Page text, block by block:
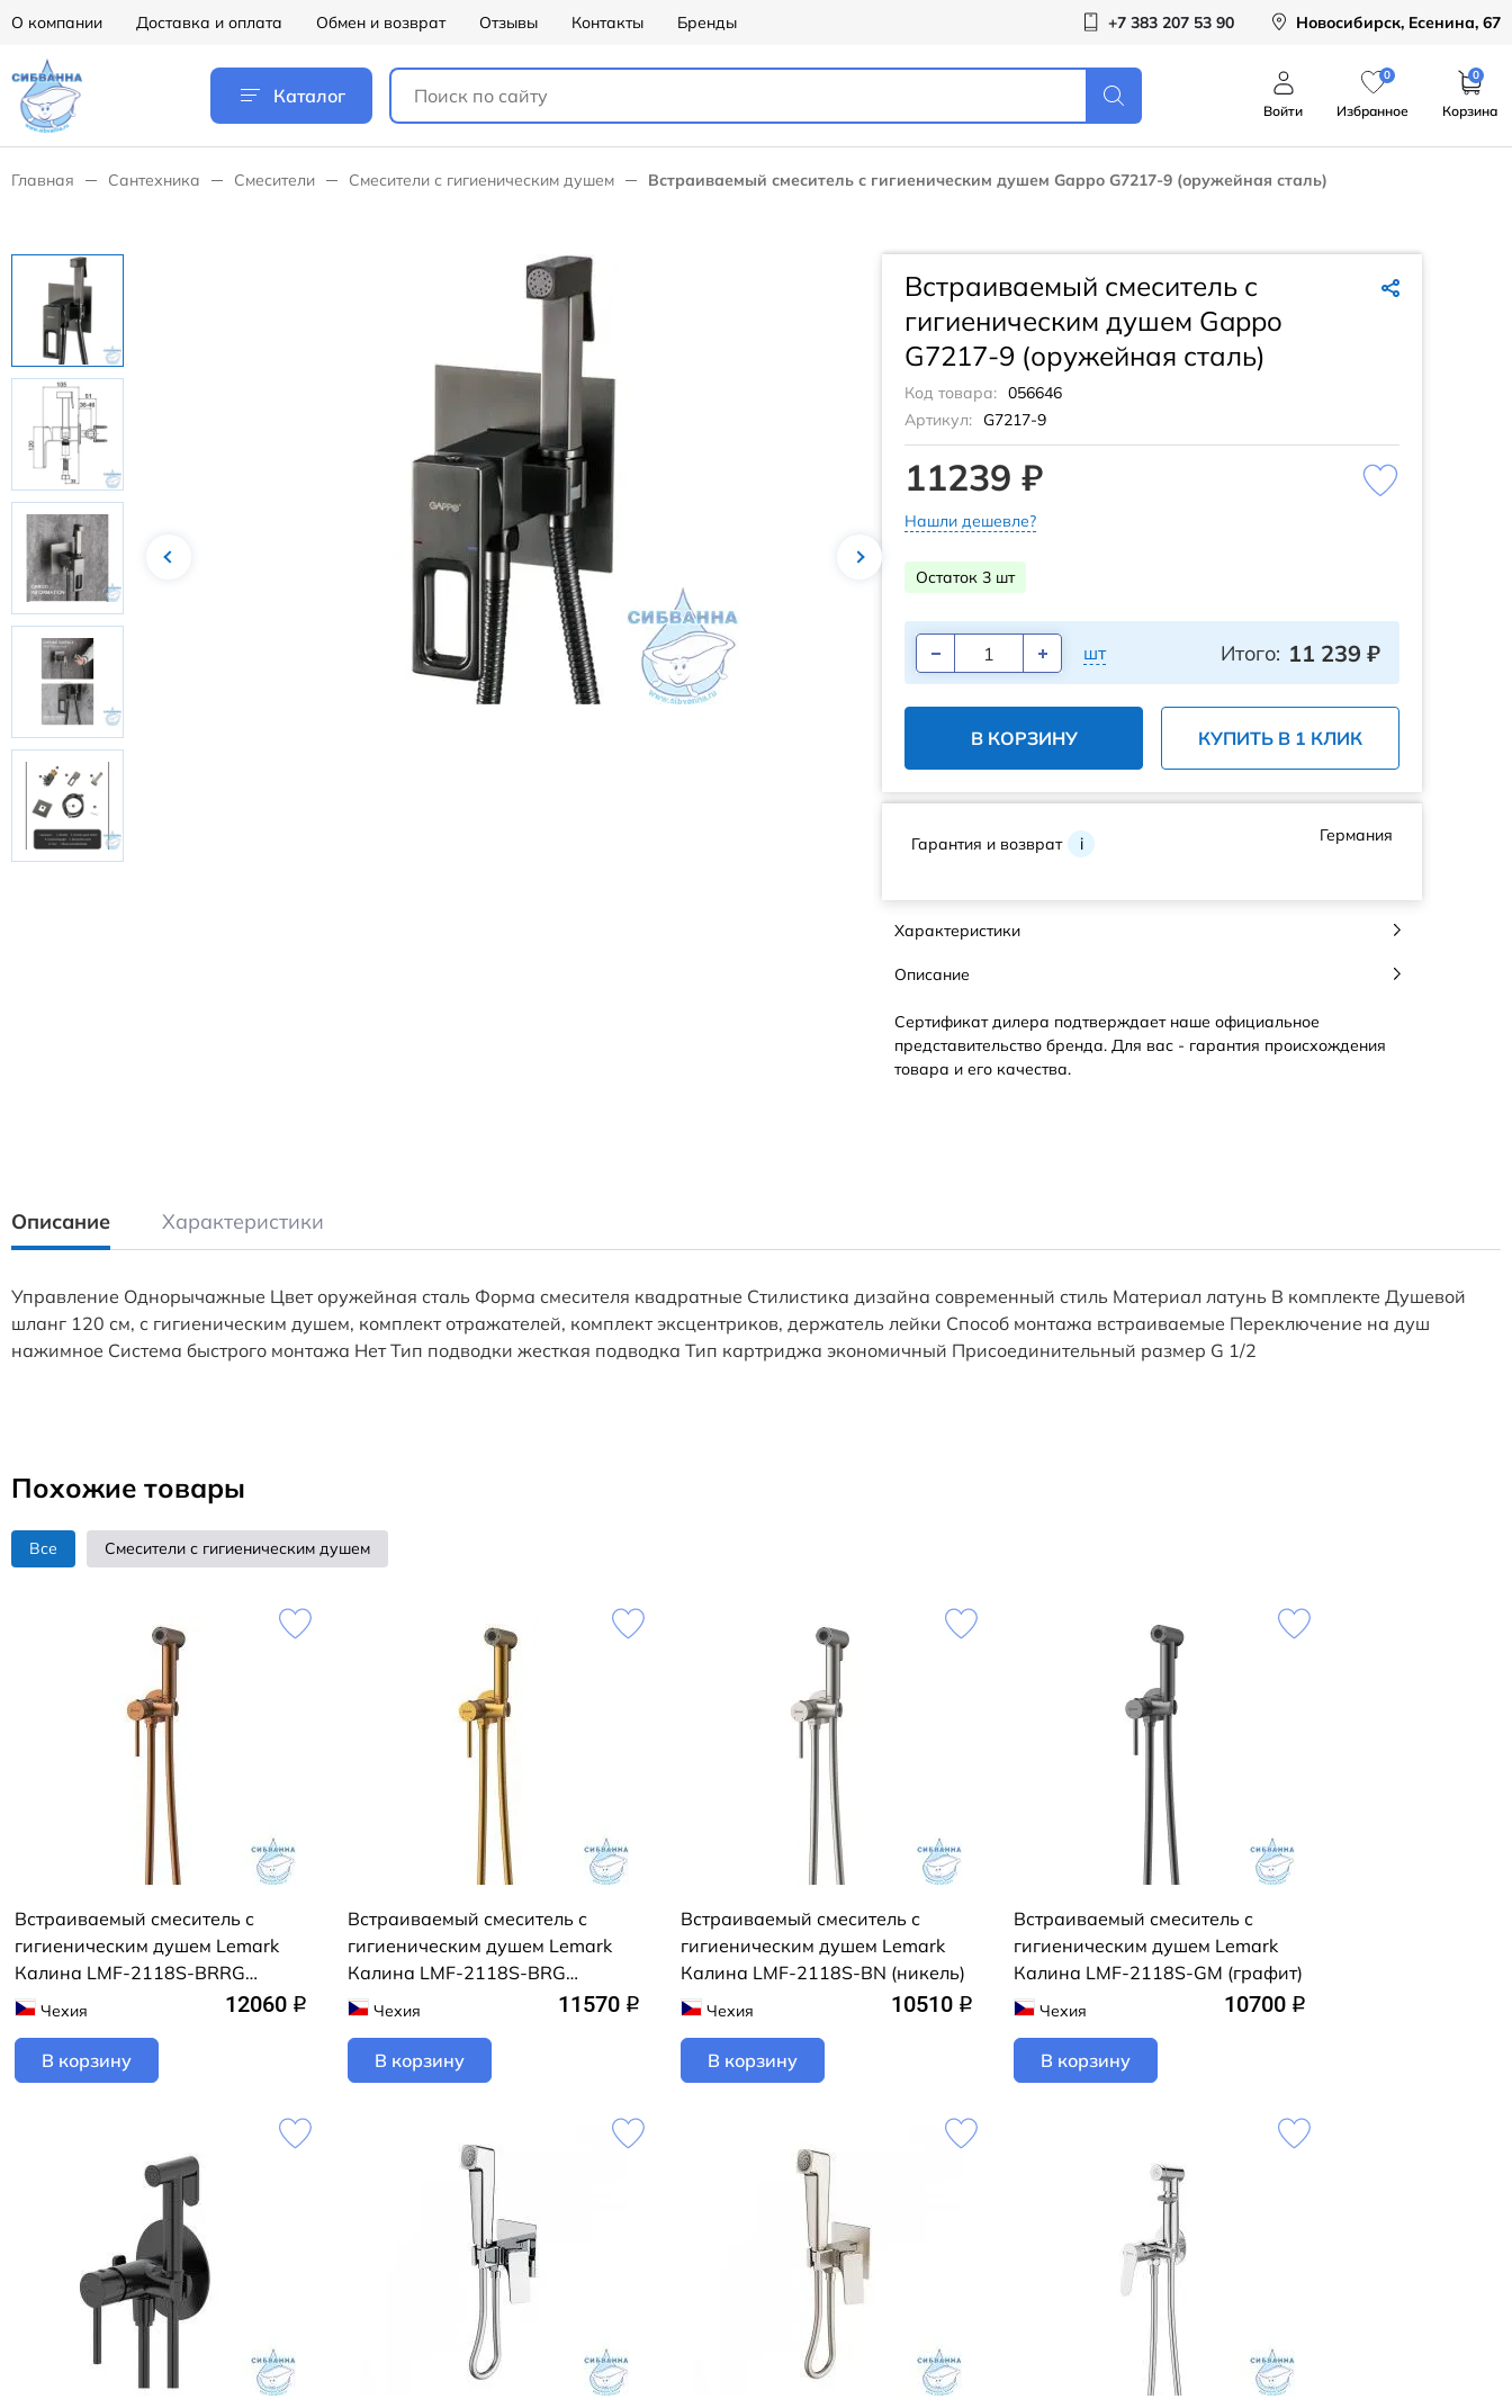
О компании Доставка и оплата Обмен и возврат Отзывы Контакты Бренды +7 383 207 53 90 Новосибирск, Есенина, 67
Каталог
Войти
0
Избранное
0
Корзина
Главная Сантехника Смесители Смесители с гигиеническим душем Встраиваемый смеситель с гигиеническим душем Gappo G7217-9 (оружейная сталь)
Встраиваемый смеситель с
гигиеническим душем Gappo
G7217-9 (оружейная сталь)
Код товара: 056646
Артикул:
G7217-9
11239 ₽
Нашли дешевле?
Остаток 3 шт
шт Итого: 11 239 ₽
В КОРЗИНУ КУПИТЬ В 1 КЛИК
Гарантия и возврат i Германия
Характеристики
Описание
Сертификат дилера подтверждает наше официальное
представительство бренда. Для вас - гарантия происхождения
товара и его качества.
Описание Характеристики
Управление Однорычажные Цвет оружейная сталь Форма смесителя квадратные Стилистика дизайна современный стиль Материал латунь В комплекте Душевой
шланг 120 см, с гигиеническим душем, комплект отражателей, комплект эксцентриков, держатель лейки Способ монтажа встраиваемые Переключение на душ
нажимное Система быстрого монтажа Нет Тип подводки жесткая подводка Тип картриджа экономичный Присоединительный размер G 1/2
Похожие товары
Все Смесители с гигиеническим душем
Встраиваемый смеситель с
гигиеническим душем Lemark
Калина LMF-2118S-BRRG
(розовое золото)
Чехия 12060 q
В корзину
Встраиваемый смеситель с
гигиеническим душем Lemark
Калина LMF-2118S-BRG
(брашированное золото)
Чехия 11570 q
В корзину
Встраиваемый смеситель с
гигиеническим душем Lemark
Калина LMF-2118S-BN (никель)
Чехия 10510 q
В корзину
Встраиваемый смеситель с
гигиеническим душем Lemark
Калина LMF-2118S-GM (графит)
Чехия 10700 q
В корзину